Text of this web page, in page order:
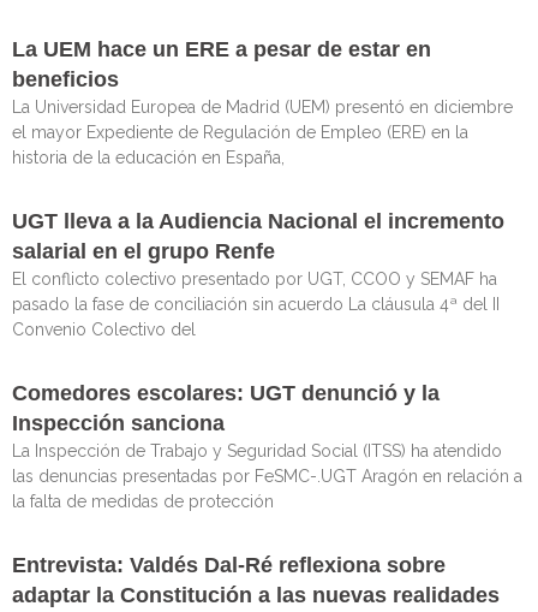
La UEM hace un ERE a pesar de estar en
beneficios
La Universidad Europea de Madrid (UEM) presentó en diciembre
el mayor Expediente de Regulación de Empleo (ERE) en la
historia de la educación en España,
UGT lleva a la Audiencia Nacional el incremento
salarial en el grupo Renfe
El conflicto colectivo presentado por UGT, CCOO y SEMAF ha
pasado la fase de conciliación sin acuerdo La cláusula 4ª del II
Convenio Colectivo del
Comedores escolares: UGT denunció y la
Inspección sanciona
La Inspección de Trabajo y Seguridad Social (ITSS) ha atendido
las denuncias presentadas por FeSMC-.UGT Aragón en relación a
la falta de medidas de protección
Entrevista: Valdés Dal-Ré reflexiona sobre
adaptar la Constitución a las nuevas realidades